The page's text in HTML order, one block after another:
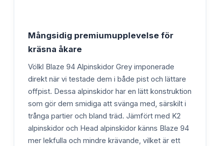
Mångsidig premiumupplevelse för
kräsna åkare
Völkl Blaze 94 Alpinskidor Grey imponerade
direkt när vi testade dem i både pist och lättare
offpist. Dessa alpinskidor har en lätt konstruktion
som gör dem smidiga att svänga med, särskilt i
trånga partier och bland träd. Jämfört med K2
alpinskidor och Head alpinskidor känns Blaze 94
mer lekfulla och mindre krävande, vilket är ett